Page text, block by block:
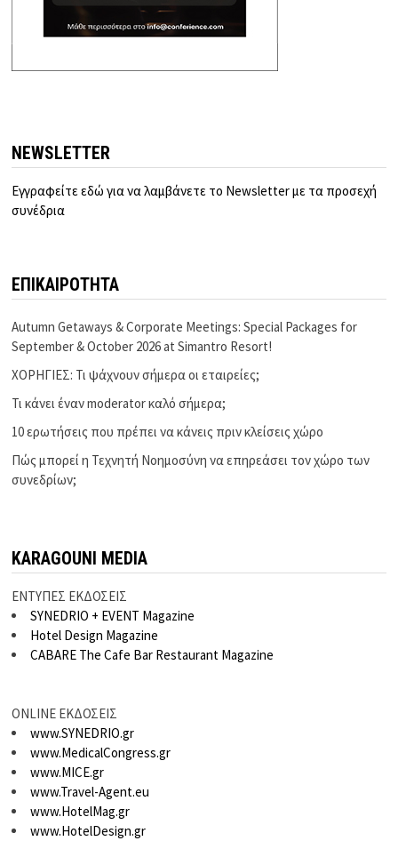
NEWSLETTER
Εγγραφείτε εδώ για να λαμβάνετε το Newsletter με τα προσεχή
συνέδρια
ΕΠΙΚΑΙΡΟΤΗΤΑ
Autumn Getaways & Corporate Meetings: Special Packages for
September & October 2026 at Simantro Resort!
ΧΟΡΗΓΙΕΣ: Τι ψάχνουν σήμερα οι εταιρείες;
Τι κάνει έναν moderator καλό σήμερα;
10 ερωτήσεις που πρέπει να κάνεις πριν κλείσεις χώρο
Πώς μπορεί η Τεχνητή Νοημοσύνη να επηρεάσει τον χώρο των
συνεδρίων;
KARAGOUNI MEDIA
ΕΝΤΥΠΕΣ ΕΚΔΟΣΕΙΣ
SYNEDRIO + EVENT Magazine
Hotel Design Magazine
CABARE The Cafe Bar Restaurant Magazine
ONLINE ΕΚΔΟΣΕΙΣ
www.SYNEDRIO.gr
www.MedicalCongress.gr
www.MICE.gr
www.Travel-Agent.eu
www.HotelMag.gr
www.HotelDesign.gr